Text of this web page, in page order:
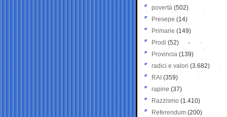
povertà (502)
Presepe (14)
Primarie (149)
Prodi (52)
Provincia (139)
radici e valori (3.682)
RAI (359)
rapine (37)
Razzismo (1.410)
Referendum (200)